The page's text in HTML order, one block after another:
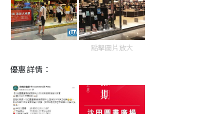
點擊圖片放大
優惠詳情：